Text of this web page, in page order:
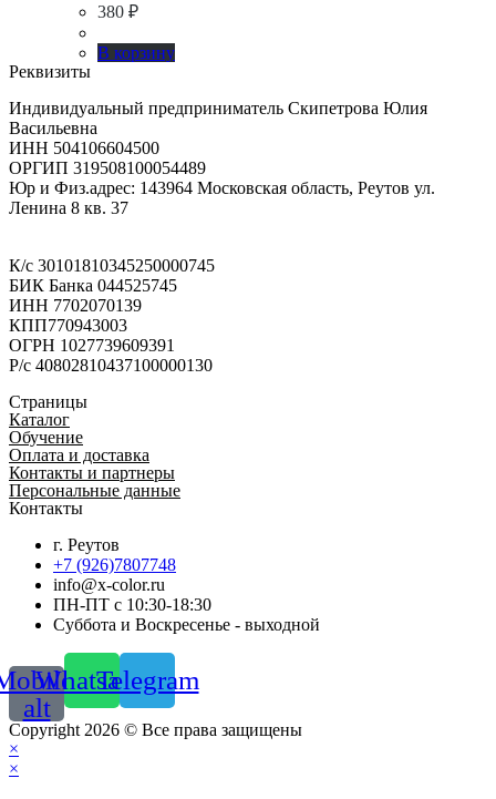
380 ₽
В корзину
Реквизиты
Индивидуальный предприниматель Скипетрова Юлия
Васильевна
ИНН 504106604500
ОРГИП 319508100054489
Юр и Физ.адрес: 143964 Московская область, Реутов ул.
Ленина 8 кв. 37
К/с 30101810345250000745
БИК Банка 044525745
ИНН 7702070139
КПП770943003
ОГРН 1027739609391
Р/с 40802810437100000130
Страницы
Каталог
Обучение
Оплата и доставка
Контакты и партнеры
Персональные данные
Контакты
г. Реутов
+7 (926)7807748
info@x-color.ru
ПН-ПТ с 10:30-18:30
Суббота и Воскресенье - выходной
alt
WhatsappTelegram
Copyright 2026 © Все права защищены
×
×